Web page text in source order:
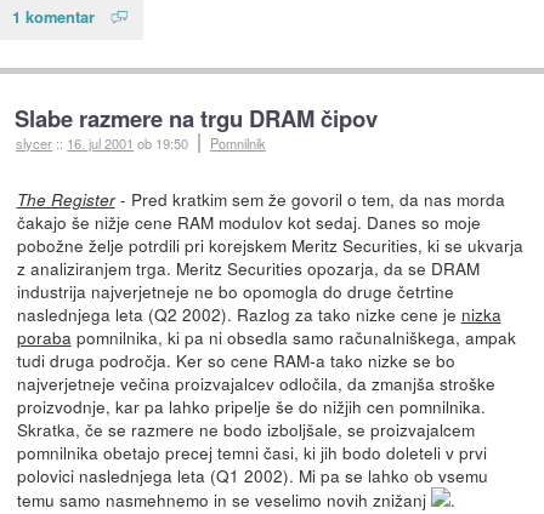
1 komentar
Slabe razmere na trgu DRAM čipov
slycer :: 16. jul 2001 ob 19:50 Pomnilnik
The Register- Pred kratkim sem že govoril o tem, da nas morda
čakajo še nižje cene RAM modulov kot sedaj. Danes so moje
pobožne želje potrdili pri korejskem Meritz Securities, ki se ukvarja
z analiziranjem trga. Meritz Securities opozarja, da se DRAM
industrija najverjetneje ne bo opomogla do druge četrtine
naslednjega leta (Q2 2002). Razlog za tako nizke cene je nizka
porabapomnilnika, ki pa ni obsedla samo računalniškega, ampak
tudi druga področja. Ker so cene RAM-a tako nizke se bo
najverjetneje večina proizvajalcev odločila, da zmanjša stroške
proizvodnje, kar pa lahko pripelje še do nižjih cen pomnilnika.
Skratka, če se razmere ne bodo izboljšale, se proizvajalcem
pomnilnika obetajo precej temni časi, ki jih bodo doleteli v prvi
polovici naslednjega leta (Q1 2002). Mi pa se lahko ob vsemu
temu samo nasmehnemo in se veselimo novih znižanj
.